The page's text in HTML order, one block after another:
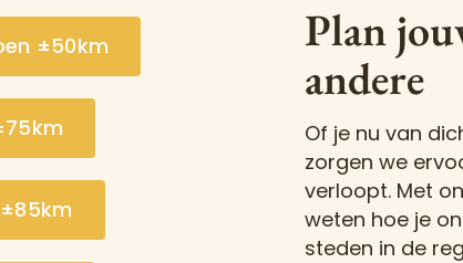
±50km
Plan
andere
Of je nu van
zorgen we
verloopt. Met
weten hoe je
steden in de